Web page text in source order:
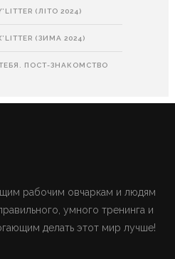
(ЛІТО 2024)
(ЗИМА 2024)
ПОСТ-ЗНАКОМСТВО
рабочим овчаркам и людям
умного тренинга и
делать этот мир лучше!